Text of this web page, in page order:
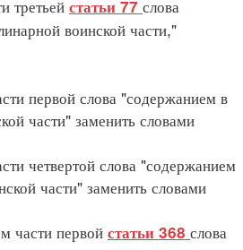
третьей статьи 77 слова
воинской части,"
первой слова "содержанием в
части" заменить словами
четвертой слова "содержанием
части" заменить словами
части первой статьи 368 слова